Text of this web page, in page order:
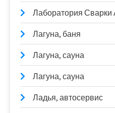
Лаборатория Сварки
Лагуна, баня
Лагуна, сауна
Лагуна, сауна
Ладья, автосервис